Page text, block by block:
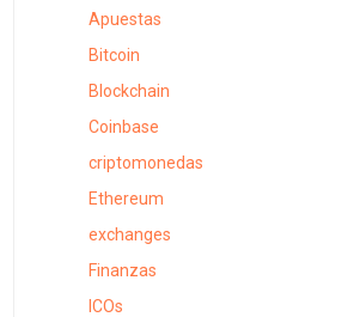
Apuestas
Bitcoin
Blockchain
Coinbase
criptomonedas
Ethereum
exchanges
Finanzas
ICOs